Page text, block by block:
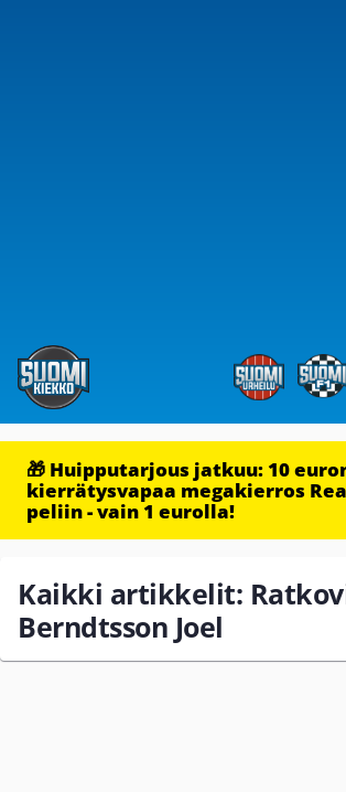
🎁 Huipputarjous jatkuu: 10
kierrätysvapaa megakierros
peliin - vain 1 eurolla!
Kaikki artikkelit:
Berndtsson Joel